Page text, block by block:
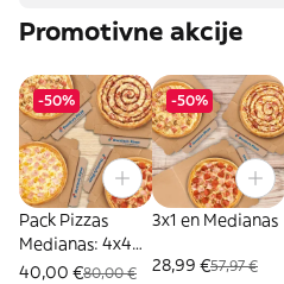
Promotivne akcije
-50%
Pack Pizzas
Medianas: 4x40
EUR
40,00 €80,00 €
-50%
3x1 en Medianas
28,99 €57,97 €